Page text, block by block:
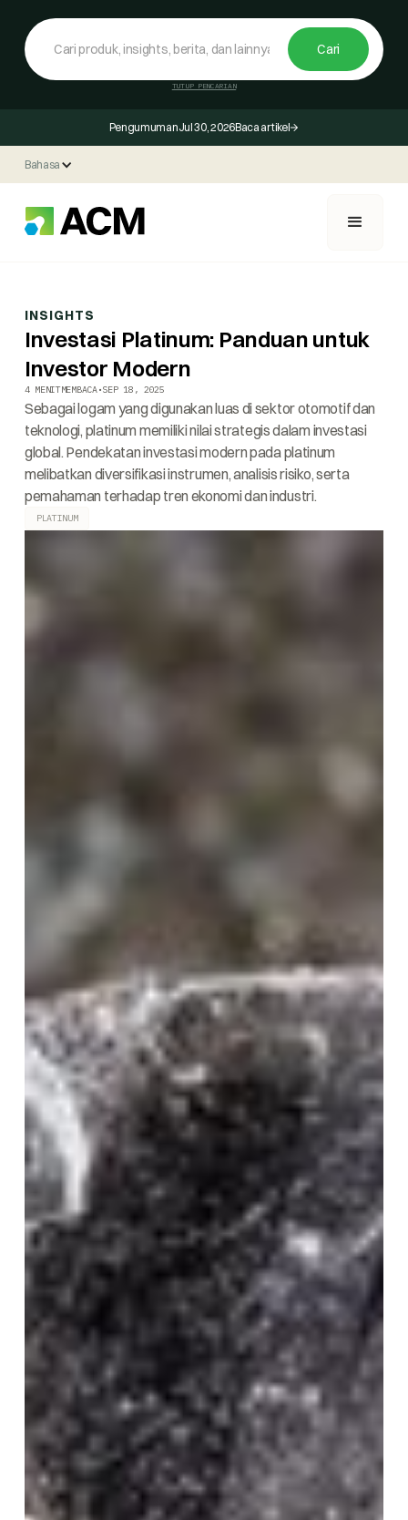
TUTUP PENCARIAN
PengumumanJul 30, 2026Baca artikel
Bahasa
INSIGHTS
Investasi Platinum: Panduan untuk
Investor Modern
4 MENITMEMBACA•SEP 18, 2025
Sebagai logam yang digunakan luas di sektor otomotif dan
teknologi, platinum memiliki nilai strategis dalam investasi
global. Pendekatan investasi modern pada platinum
melibatkan diversifikasi instrumen, analisis risiko, serta
pemahaman terhadap tren ekonomi dan industri.
PLATINUM